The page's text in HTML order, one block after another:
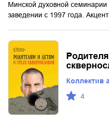
Минской духовной семинарии
заведении с 1997 года.
Коллектив
4